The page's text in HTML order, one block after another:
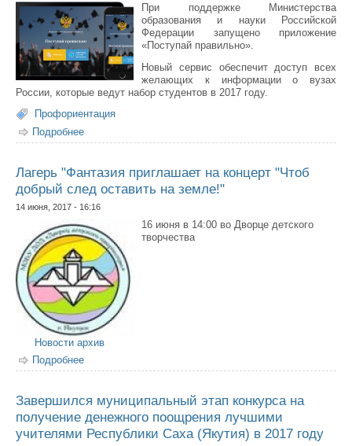
При поддержке Министерства
образования и науки Российской
Федерации запущено приложение
«Поступай правильно».
Новый сервис обеспечит доступ всех
желающих к информации о вузах
России, которые ведут набор студентов в 2017 году.
Профориентация
Подробнее
мобильный справочник вузов «Поступай правильно»
Лагерь "Фантазия приглашает на концерт "Чтоб
добрый след оставить на земле!"
14 июня, 2017 - 16:16
16 июня в 14:00 во Дворце детского
творчества
Новости архив
Подробнее
добрый след оставить на земле!"
Завершился муниципальный этап конкурса на
получение денежного поощрения лучшими
учителями Республики Саха (Якутия) в 2017 году